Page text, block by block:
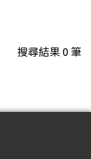
搜尋結果0筆